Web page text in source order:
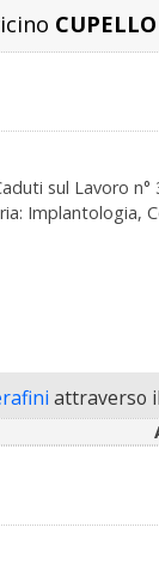
CUPELLO
sul Lavoro
Implantologia,
attraverso il